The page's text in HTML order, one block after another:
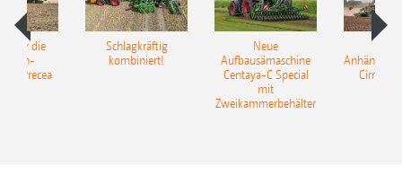
für die
Precea
Schlagkräftig
kombiniert!
Neue
Aufbausämaschine
Centaya-C Special
mit
Zweikammerbehälter
Cirrus